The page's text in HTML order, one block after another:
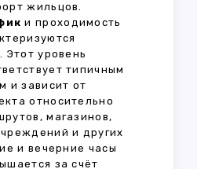
жильцов.
и проходимость
. Этот уровень
типичным
и зависит от
относительно
магазинов,
и других
и вечерние часы
за счёт